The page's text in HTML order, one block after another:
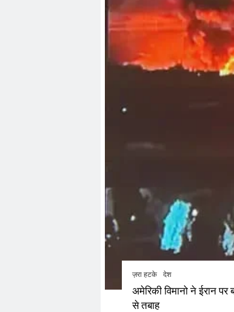
ज़रा हटके देश
अमेरिकी विमानो ने ईरान पर
से तबाह